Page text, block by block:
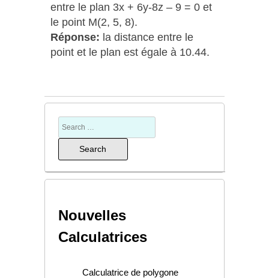
entre le plan 3x + 6y-8z – 9 = 0 et
le point M(2, 5, 8).
Réponse: la distance entre le
point et le plan est égale à 10.44.
Nouvelles
Calculatrices
Calculatrice de polygone